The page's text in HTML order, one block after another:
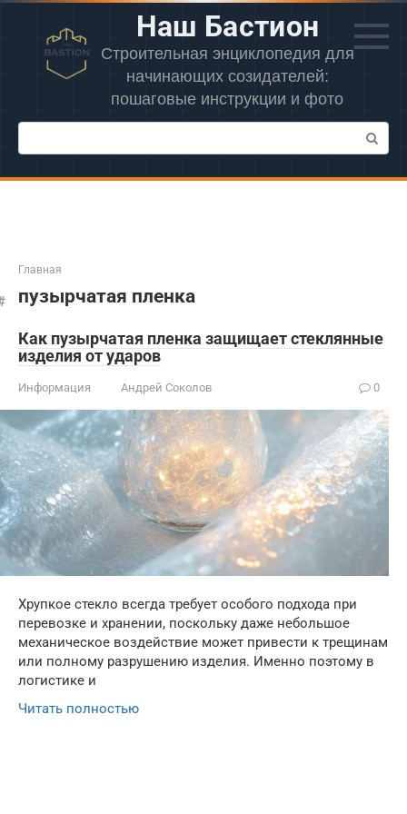
Перейти
контенту
Наш Бастион
Строительная энциклопедия для
начинающих созидателей:
пошаговые инструкции и фото
Поиск:
Главная
пузырчатая пленка
Как пузырчатая пленка защищает стеклянные
изделия от ударов
Информация Андрей Соколов 0
Хрупкое стекло всегда требует особого подхода при
перевозке и хранении, поскольку даже небольшое
механическое воздействие может привести к трещинам
или полному разрушению изделия. Именно поэтому в
логистике и
Читать полностью